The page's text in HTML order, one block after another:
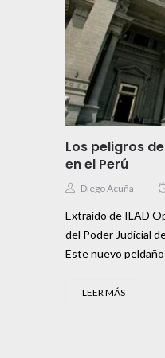
Los peligros
en el Perú
Diego Acuña
Extraído de ILAD
del Poder Judicial
Este nuevo
LEER MÁS